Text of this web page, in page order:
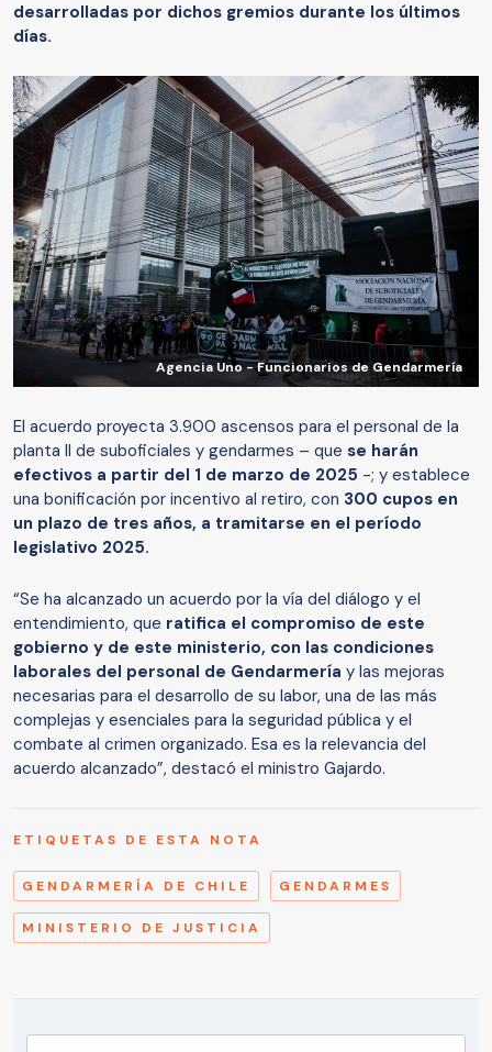
desarrolladas por dichos gremios durante los últimos
días.
Agencia Uno - Funcionarios de Gendarmería
El acuerdo proyecta 3.900 ascensos para el personal de la
planta II de suboficiales y gendarmes – que se harán
efectivos a partir del 1 de marzo de 2025 -; y establece
una bonificación por incentivo al retiro, con 300 cupos en
un plazo de tres años, a tramitarse en el período
legislativo 2025.
“Se ha alcanzado un acuerdo por la vía del diálogo y el
entendimiento, que ratifica el compromiso de este
gobierno y de este ministerio, con las condiciones
laborales del personal de Gendarmería y las mejoras
necesarias para el desarrollo de su labor, una de las más
complejas y esenciales para la seguridad pública y el
combate al crimen organizado. Esa es la relevancia del
acuerdo alcanzado”, destacó el ministro Gajardo.
ETIQUETAS DE ESTA NOTA
GENDARMERÍA DE CHILE GENDARMES
MINISTERIO DE JUSTICIA